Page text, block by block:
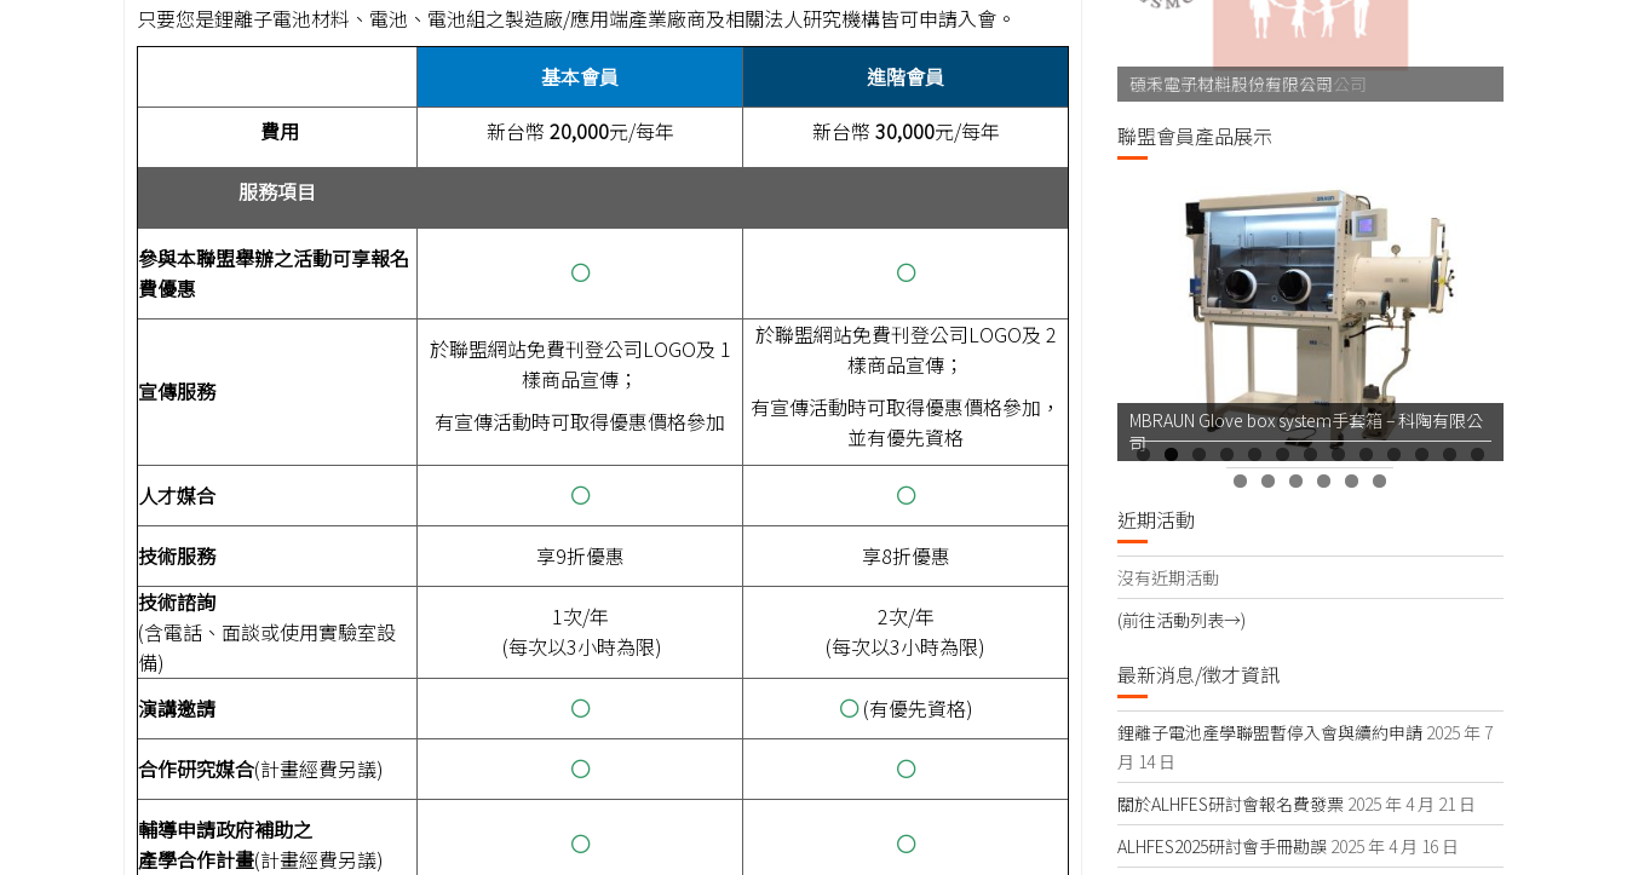
只要您是鋰離子電池材料、電池、電池組之製造廠/應用端產業廠商及相關法人研究機構皆可申請入會。
基本會員
進階會員
費用
新台幣 20,000元/每年 新台幣 30,000元/每年
服務項目
參與本聯盟舉辦之活動可享報名
費優惠
○ ○
宣傳服務
於聯盟網站免費刊登公司LOGO及 1
樣商品宣傳；
有宣傳活動時可取得優惠價格參加
於聯盟網站免費刊登公司LOGO及 2
樣商品宣傳；
有宣傳活動時可取得優惠價格參加，
並有優先資格
人才媒合
○ ○
技術服務 享9折優惠
享8折優惠
技術諮詢
(含電話、面談或使用實驗室設
備)
1次/年
(每次以3小時為限)
2次/年
(每次以3小時為限)
演講邀請 ○ ○(有優先資格)
合作研究媒合(計畫經費另議) ○ ○
輔導申請政府補助之
產學合作計畫(計畫經費另議)
○ ○
碩禾電子材料股份有限公司
聯盟會員產品展示
MBRAUN Glove box system手套箱 – 科陶有限公
司
近期活動
沒有近期活動
(前往活動列表→)
最新消息/徵才資訊
鋰離子電池產學聯盟暫停入會與續約申請 2025 年 7
月 14 日
關於ALHFES研討會報名費發票 2025 年 4 月 21 日
ALHFES2025研討會手冊勘誤 2025 年 4 月 16 日